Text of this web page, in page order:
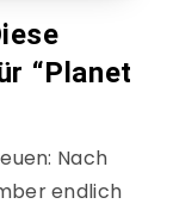
“Planet
Nach
endlich